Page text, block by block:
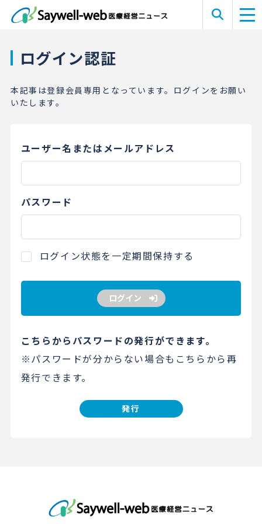
ログイン認証
本記事は登録会員専用となっています。ログインをお願い
いたします。
ユーザー名またはメールアドレス
パスワード
ログイン状態を一定期間保持する
ログイン
こちらからパスワードの発行ができます。
※パスワードが分からない場合もこちらから再
発行できます。
発行